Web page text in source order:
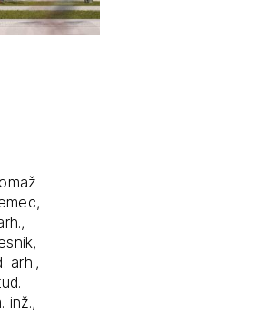
arh.,
inž.,